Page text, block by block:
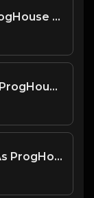
林怡婕 - 坏女孩(Dj光头 ProgHouse Rmx 2023)
伍佰 - 再度重相逢(DJ辉总 ProgHouse Mix)
吴大文 - 喜剧先生(北流DjAs ProgHouse Rmx 2025)